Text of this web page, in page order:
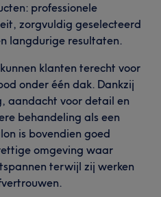
professionele
zorgvuldig geselecteerd
langdurige resultaten.
klanten terecht voor
onder één dak. Dankzij
aandacht voor detail en
behandeling als een
is bovendien goed
omgeving waar
terwijl zij werken